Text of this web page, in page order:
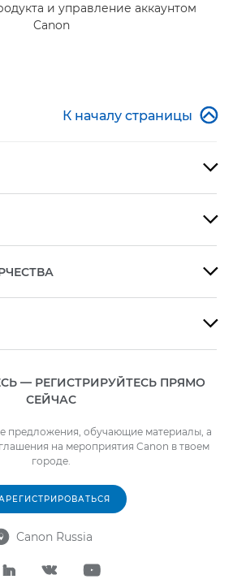
и управление аккаунтом
Canon
К началу страницы 




— РЕГИСТРИРУЙТЕСЬ ПРЯМО
СЕЙЧАС
предложения, обучающие материалы, а
на мероприятия Canon в твоем
городе.
Canon Russia
  